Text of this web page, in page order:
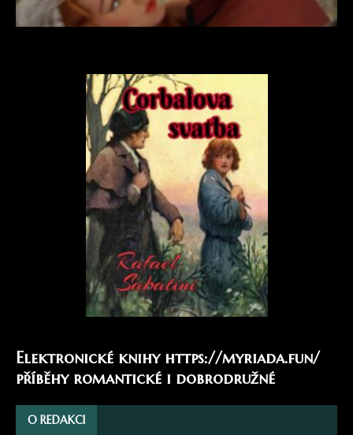
Elektronické knihy https://myriada.fun/
příběhy romantické i dobrodružné
O REDAKCI